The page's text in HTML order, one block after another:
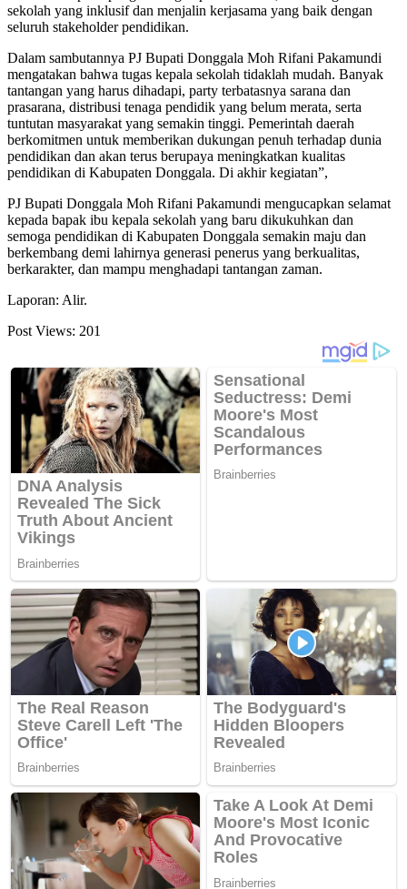
sekolah yang inklusif dan menjalin kerjasama yang baik dengan
seluruh stakeholder pendidikan.
Dalam sambutannya PJ Bupati Donggala Moh Rifani Pakamundi
mengatakan bahwa tugas kepala sekolah tidaklah mudah. Banyak
tantangan yang harus dihadapi, party terbatasnya sarana dan
prasarana, distribusi tenaga pendidik yang belum merata, serta
tuntutan masyarakat yang semakin tinggi. Pemerintah daerah
berkomitmen untuk memberikan dukungan penuh terhadap dunia
pendidikan dan akan terus berupaya meningkatkan kualitas
pendidikan di Kabupaten Donggala. Di akhir kegiatan”,
PJ Bupati Donggala Moh Rifani Pakamundi mengucapkan selamat
kepada bapak ibu kepala sekolah yang baru dikukuhkan dan
semoga pendidikan di Kabupaten Donggala semakin maju dan
berkembang demi lahirnya generasi penerus yang berkualitas,
berkarakter, dan mampu menghadapi tantangan zaman.
Laporan: Alir.
Post Views: 201